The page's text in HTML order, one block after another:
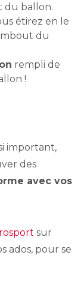
du ballon.
étirez en le
du
rempli de
!
important,
des
avec vos
sur
ados, pour se